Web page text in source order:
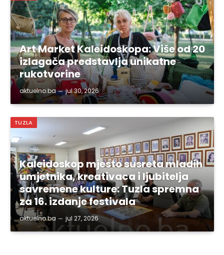
Art Market Kaleidoskopa: Više od 20
izlagača predstavlja unikatne
rukotvorine
aktuelno.ba jul 30, 2026
TUZLA
Kaleidoskop mjesto susreta mladih
umjetnika, kreativaca i ljubitelja
savremene kulture: Tuzla spremna
za 16. izdanje festivala
aktuelno.ba jul 27, 2026